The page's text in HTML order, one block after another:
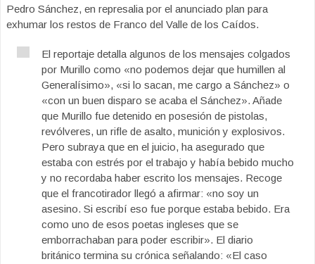
Pedro Sánchez, en represalia por el anunciado plan para
exhumar los restos de Franco del Valle de los Caídos.
El reportaje detalla algunos de los mensajes colgados
por Murillo como «no podemos dejar que humillen al
Generalísimo», «si lo sacan, me cargo a Sánchez» o
«con un buen disparo se acaba el Sánchez». Añade
que Murillo fue detenido en posesión de pistolas,
revólveres, un rifle de asalto, munición y explosivos.
Pero subraya que en el juicio, ha asegurado que
estaba con estrés por el trabajo y había bebido mucho
y no recordaba haber escrito los mensajes. Recoge
que el francotirador llegó a afirmar: «no soy un
asesino. Si escribí eso fue porque estaba bebido. Era
como uno de esos poetas ingleses que se
emborrachaban para poder escribir». El diario
británico termina su crónica señalando: «El caso